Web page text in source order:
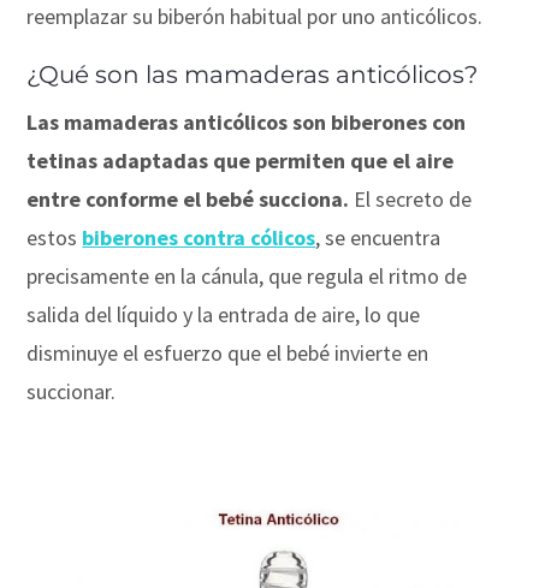
reemplazar su biberón habitual por uno anticólicos.
¿Qué son las mamaderas anticólicos?
Las mamaderas anticólicos son biberones con
tetinas adaptadas que permiten que el aire
entre conforme el bebé succiona. El secreto de
estos biberones contra cólicos, se encuentra
precisamente en la cánula, que regula el ritmo de
salida del líquido y la entrada de aire, lo que
disminuye el esfuerzo que el bebé invierte en
succionar.